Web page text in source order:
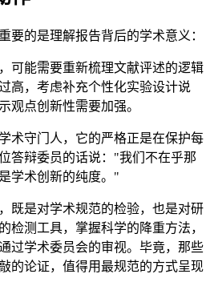
要的是理解报告背后的学术意义：
可能需要重新梳理文献评述的逻辑
高，考虑补充个性化实验设计说
观点创新性需要加强。
术守门人，它的严格正是在保护每
答辩委员的话说："我们不在乎那
学术创新的纯度。"
既是对学术规范的检验，也是对研
检测工具，掌握科学的降重方法，
过学术委员会的审视。毕竟，那些
的论证，值得用最规范的方式呈现